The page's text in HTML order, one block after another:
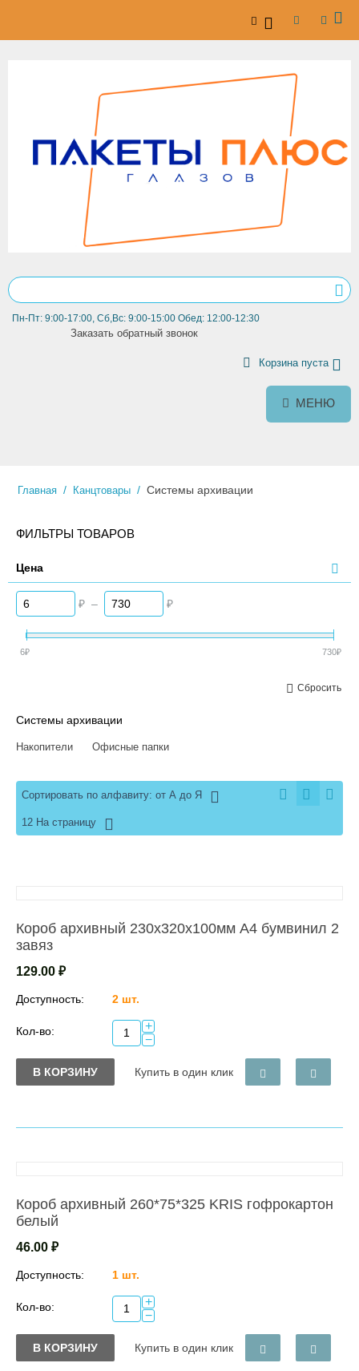
Пн-Пт: 9:00-17:00, Сб,Вс: 9:00-15:00 Обед: 12:00-12:30
Заказать обратный звонок
Корзина пуста
МЕНЮ
Главная / Канцтовары / Системы архивации
ФИЛЬТРЫ ТОВАРОВ
Цена
₽ – ₽
6₽ 730₽
Сбросить
Системы архивации
Накопители Офисные папки
Сортировать по алфавиту: от А до Я
12 На страницу
Короб архивный 230х320х100мм А4 бумвинил 2
завяз
129.00 ₽
Доступность: 2 шт.
Кол-во:
+
−
В КОРЗИНУ Купить в один клик
Короб архивный 260*75*325 KRIS гофрокартон
белый
46.00 ₽
Доступность: 1 шт.
Кол-во:
+
−
В КОРЗИНУ Купить в один клик